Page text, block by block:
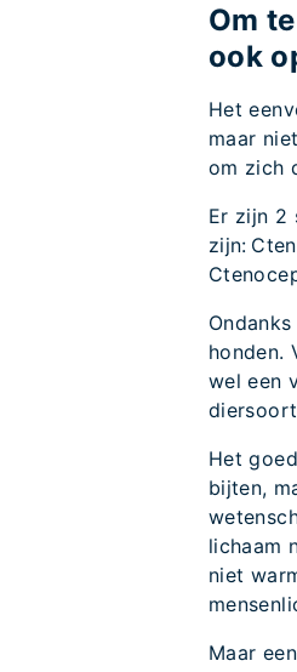
Om
ook
Het
maar
om zich
Er zijn 2
zijn:
honden.
wel een
Het
bijten,
lichaam
niet
Maar